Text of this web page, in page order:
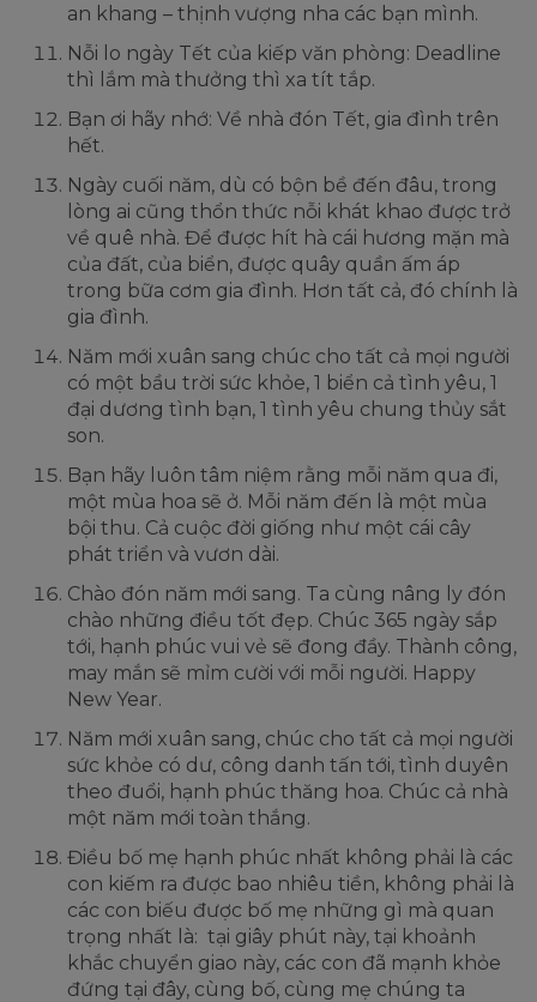
an khang – thịnh vượng nha các bạn mình.
Nỗi lo ngày Tết của kiếp văn phòng: Deadline
thì lắm mà thưởng thì xa tít tắp.
Bạn ơi hãy nhớ: Về nhà đón Tết, gia đình trên
hết.
Ngày cuối năm, dù có bộn bề đến đâu, trong
lòng ai cũng thổn thức nỗi khát khao được trở
về quê nhà. Để được hít hà cái hương mặn mà
của đất, của biển, được quây quần ấm áp
trong bữa cơm gia đình. Hơn tất cả, đó chính là
gia đình.
Năm mới xuân sang chúc cho tất cả mọi người
có một bầu trời sức khỏe, 1 biển cả tình yêu, 1
đại dương tình bạn, 1 tình yêu chung thủy sắt
son.
Bạn hãy luôn tâm niệm rằng mỗi năm qua đi,
một mùa hoa sẽ ở. Mỗi năm đến là một mùa
bội thu. Cả cuộc đời giống như một cái cây
phát triển và vươn dài.
Chào đón năm mới sang. Ta cùng nâng ly đón
chào những điều tốt đẹp. Chúc 365 ngày sắp
tới, hạnh phúc vui vẻ sẽ đong đầy. Thành công,
may mắn sẽ mỉm cười với mỗi người. Happy
New Year.
Năm mới xuân sang, chúc cho tất cả mọi người
sức khỏe có dư, công danh tấn tới, tình duyên
theo đuổi, hạnh phúc thăng hoa. Chúc cả nhà
một năm mới toàn thắng.
Điều bố mẹ hạnh phúc nhất không phải là các
con kiếm ra được bao nhiêu tiền, không phải là
các con biếu được bố mẹ những gì mà quan
trọng nhất là: tại giây phút này, tại khoảnh
khắc chuyển giao này, các con đã mạnh khỏe
đứng tại đây, cùng bố, cùng mẹ chúng ta